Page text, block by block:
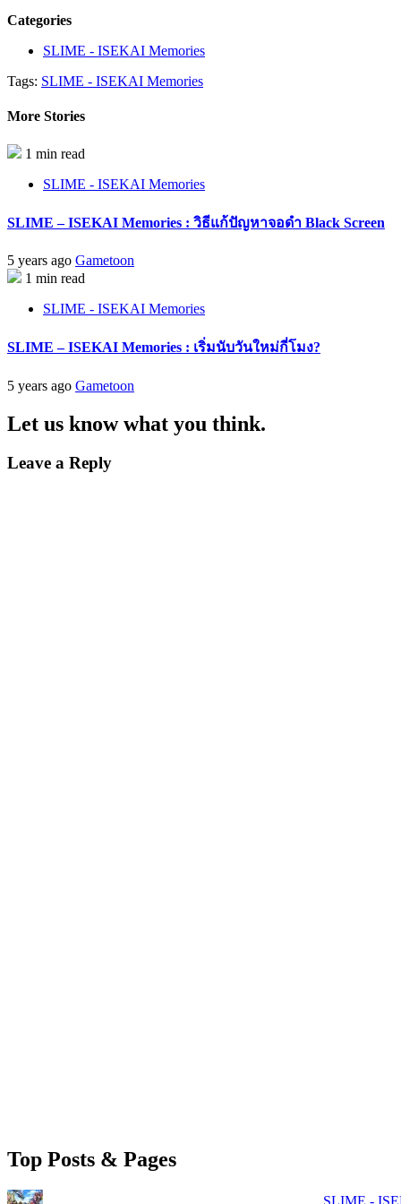
link
to
friend
(Opens
new
window)
Facebook
(Opens
new
window)
new
window)
new
window)
new
window)
new
window)
Categories
SLIME - ISEKAI Memories
Tags: SLIME - ISEKAI Memories
More Stories
1 min read
SLIME - ISEKAI Memories
SLIME – ISEKAI Memories : วิธีแก้ปัญหาจอดำ Black Screen
5 years ago Gametoon
1 min read
SLIME - ISEKAI Memories
SLIME – ISEKAI Memories : เริ่มนับวันใหม่กี่โมง?
5 years ago Gametoon
Let us know what you think.
Leave a Reply
Top Posts & Pages
SLIME -